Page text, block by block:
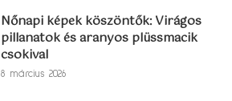
Nőnapi képek köszöntők: Virágos
pillanatok és aranyos plüssmacik
csokival
8 március 2026